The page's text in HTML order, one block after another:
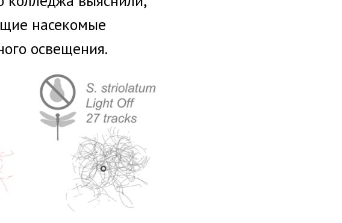
насекомые
освещения.